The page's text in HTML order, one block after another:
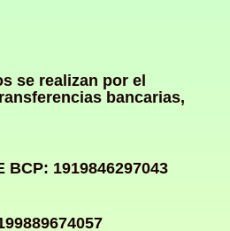
se realizan por el
bancarias,
BCP: 1919846297043